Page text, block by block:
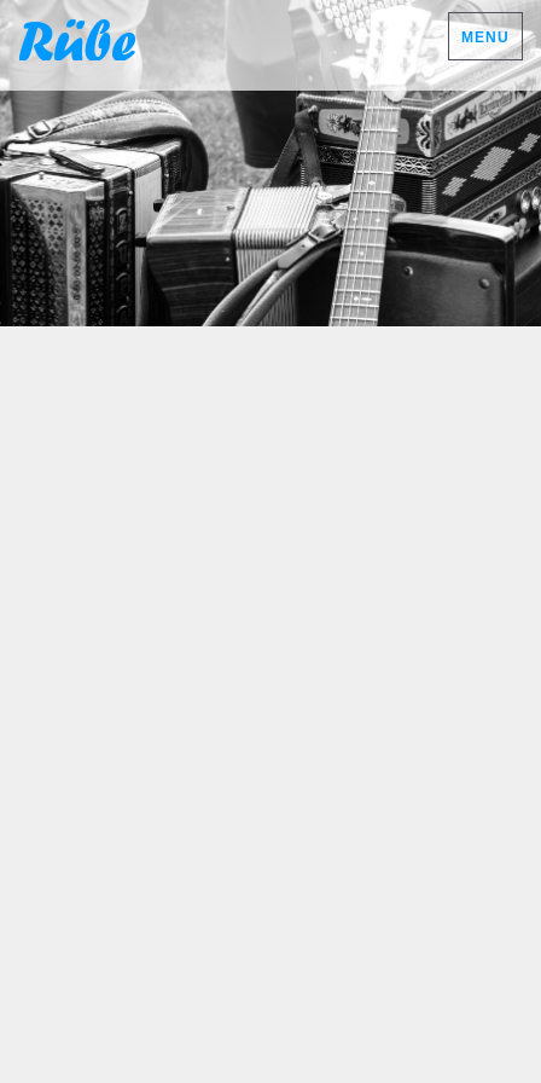
Rübe MENU
DSGVO Cookie Consent mit Real Cookie Banner